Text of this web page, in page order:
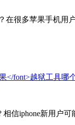
在很多苹果手机用
相信iphone新用户